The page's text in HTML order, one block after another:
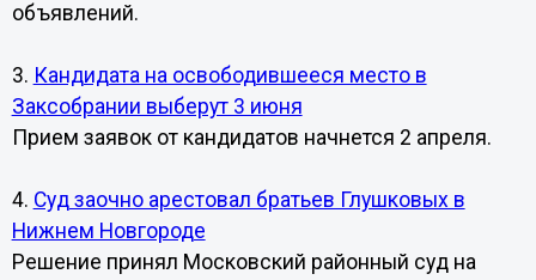
объявлений.
3. Кандидата на освободившееся место в
Заксобрании выберут 3 июня
Прием заявок от кандидатов начнется 2 апреля.
4. Суд заочно арестовал братьев Глушковых в
Нижнем Новгороде
Решение принял Московский районный суд на